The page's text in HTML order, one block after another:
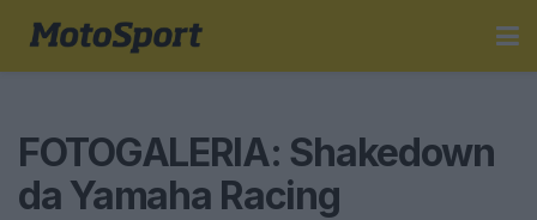
FOTOGALERIA: Shakedown
da Yamaha Racing